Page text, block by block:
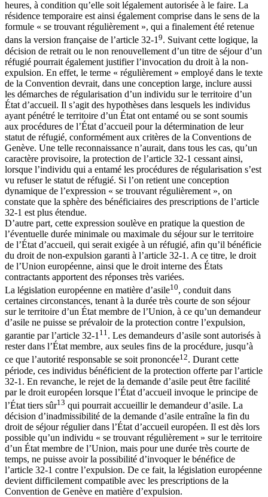
heures, à condition qu’elle soit légalement autorisée à le faire. La
résidence temporaire est ainsi également comprise dans le sens de la
formule « se trouvant régulièrement », qui a finalement été retenue
dans la version française de l’article 32-19. Suivant cette logique, la
décision de retrait ou le non renouvellement d’un titre de séjour d’un
réfugié pourrait également justifier l’invocation du droit à la non-
expulsion. En effet, le terme « régulièrement » employé dans le texte
de la Convention devrait, dans une conception large, inclure aussi
les démarches de régularisation d’un individu sur le territoire d’un
État d’accueil. Il s’agit des hypothèses dans lesquels les individus
ayant pénétré le territoire d’un État ont entamé ou se sont soumis
aux procédures de l’État d’accueil pour la détermination de leur
statut de réfugié, conformément aux critères de la Conventions de
Genève. Une telle reconnaissance n’aurait, dans tous les cas, qu’un
caractère provisoire, la protection de l’article 32-1 cessant ainsi,
lorsque l’individu qui a entamé les procédures de régularisation s’est
vu refuser le statut de réfugié. Si l’on retient une conception
dynamique de l’expression « se trouvant régulièrement », on
constate que la sphère des bénéficiaires des prescriptions de l’article
32-1 est plus étendue.
D’autre part, cette expression soulève en pratique la question de
l’éventuelle durée minimale ou maximale du séjour sur le territoire
de l’État d’accueil, qui serait exigée à un réfugié, afin qu’il bénéficie
du droit de non-expulsion garanti à l’article 32-1. A ce titre, le droit
de l’Union européenne, ainsi que le droit interne des États
contractants apportent des réponses très variées.
La législation européenne en matière d’asile10, conduit dans
certaines circonstances, tenant à la durée très courte de son séjour
sur le territoire d’un État membre de l’Union, à ce qu’un demandeur
d’asile ne puisse se prévaloir de la protection contre l’expulsion,
garantie par l’article 32-1 11. Les demandeurs d’asile sont autorisés à
rester dans l’État membre, aux seules fins de la procédure, jusqu’à
ce que l’autorité responsable se soit prononcée12. Durant cette
période, ces individus bénéficient de la protection offerte par l’article
32-1. En revanche, le rejet de la demande d’asile peut être facilité
par le droit européen lorsque l’État d’accueil invoque le principe de
l’État tiers sûr13 qui pourrait accueillir le demandeur d’asile. La
décision d’inadmissibilité de la demande d’asile entraîne la fin du
droit de séjour régulier dans l’État d’accueil européen. Il est dès lors
possible qu’un individu « se trouvant régulièrement » sur le territoire
d’un État membre de l’Union, mais pour une durée très courte de
temps, ne puisse avoir la possibilité d’invoquer le bénéfice de
l’article 32-1 contre l’expulsion. De ce fait, la législation européenne
devient difficilement compatible avec les prescriptions de la
Convention de Genève en matière d’expulsion.